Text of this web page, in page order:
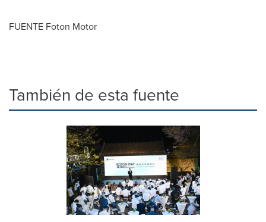
FUENTE Foton Motor
También de esta fuente